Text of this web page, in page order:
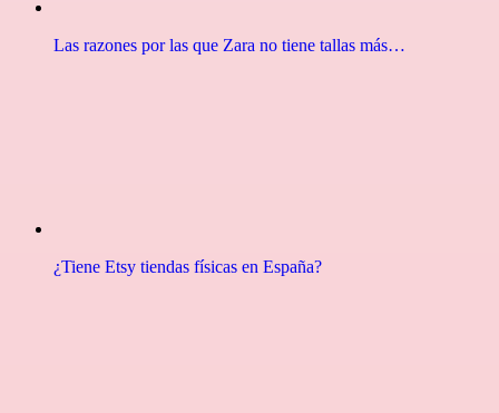
Las razones por las que Zara no tiene tallas más…
¿Tiene Etsy tiendas físicas en España?